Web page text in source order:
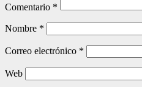
Comentario *
Nombre *
Correo electrónico *
Web